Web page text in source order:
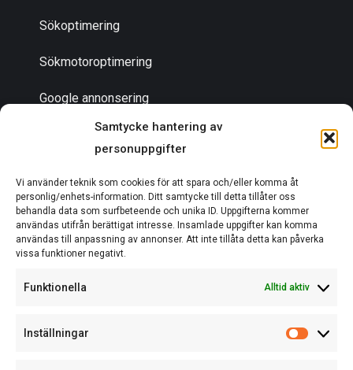
Samtycke hantering av
personuppgifter
Vi använder teknik som cookies för att spara och/eller komma åt
personlig/enhets-information. Ditt samtycke till detta tillåter oss
behandla data som surfbeteende och unika ID. Uppgifterna kommer
användas utifrån berättigat intresse. Insamlade uppgifter kan komma
användas till anpassning av annonser. Att inte tillåta detta kan påverka
vissa funktioner negativt.
Funktionella Alltid aktiv
Inställningar
Sökoptimering
Sökmotoroptimering
Google annonsering
Bli en partner
Om oss